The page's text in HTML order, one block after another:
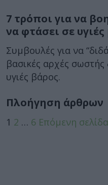
7 τρόποι για να
να φτάσει σε
Συμβουλές για να
βασικές αρχές σωστής
υγιές βάρος.
Πλοήγηση άρθρων
1 2 … 6 Επόμενη σελίδα